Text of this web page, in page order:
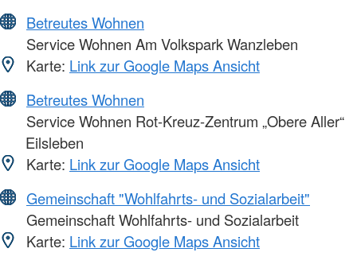
Betreutes Wohnen
Service Wohnen Am Volkspark Wanzleben
Karte: Link zur Google Maps Ansicht
Betreutes Wohnen
Service Wohnen Rot-Kreuz-Zentrum „Obere Aller“
Eilsleben
Karte: Link zur Google Maps Ansicht
Gemeinschaft "Wohlfahrts- und Sozialarbeit"
Gemeinschaft Wohlfahrts- und Sozialarbeit
Karte: Link zur Google Maps Ansicht